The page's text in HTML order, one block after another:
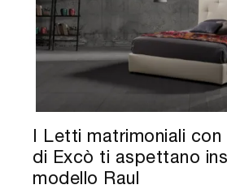
I Letti matrimoniali
di Excò ti aspettano
modello Raul